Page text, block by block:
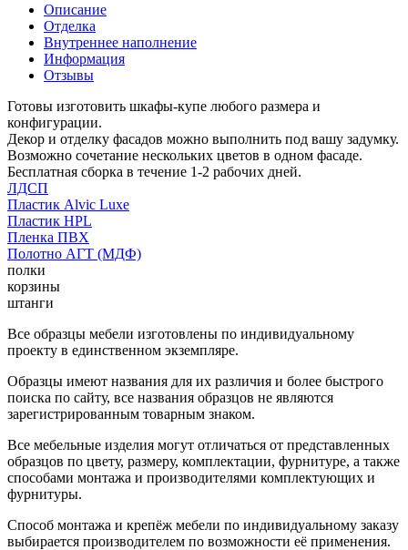
Описание
Отделка
Внутреннее наполнение
Информация
Отзывы
Готовы изготовить шкафы-купе любого размера и
конфигурации.
Декор и отделку фасадов можно выполнить под вашу задумку.
Возможно сочетание нескольких цветов в одном фасаде.
Бесплатная сборка в течение 1-2 рабочих дней.
ЛДСП
Пластик Alvic Luxe
Пластик HPL
Пленка ПВХ
Полотно АГТ (МДФ)
полки
корзины
штанги
Все образцы мебели изготовлены по индивидуальному
проекту в единственном экземпляре.
Образцы имеют названия для их различия и более быстрого
поиска по сайту, все названия образцов не являются
зарегистрированным товарным знаком.
Все мебельные изделия могут отличаться от представленных
образцов по цвету, размеру, комплектации, фурнитуре, а также
способами монтажа и производителями комплектующих и
фурнитуры.
Способ монтажа и крепёж мебели по индивидуальному заказу
выбирается производителем по возможности её применения.